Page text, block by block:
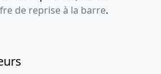
de reprise à la barre.